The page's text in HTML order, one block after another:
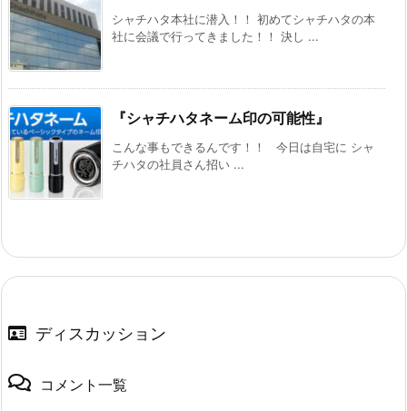
シャチハタ本社に潜入！！ 初めてシャチハタの本
社に会議で行ってきました！！ 決し ...
『シャチハタネーム印の可能性』
こんな事もできるんです！！ 今日は自宅に シャ
チハタの社員さん招い ...
ディスカッション
コメント一覧